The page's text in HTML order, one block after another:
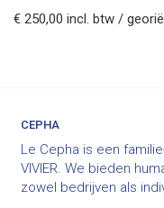
€ 250,00 incl. btw /
CEPHA
Le Cepha is een
VIVIER. We bieden
zowel bedrijven als